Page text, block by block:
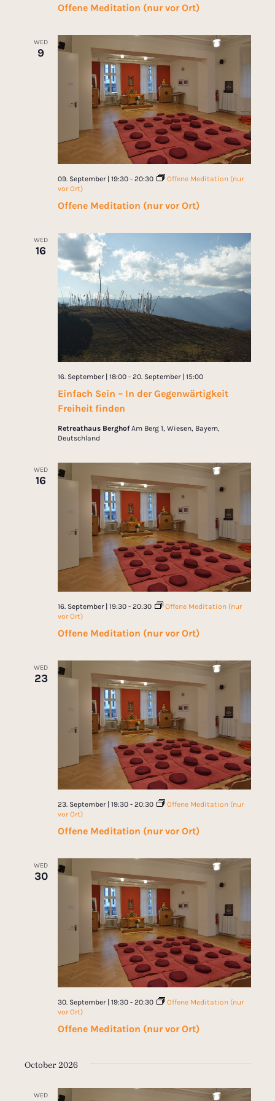
Offene Meditation (nur vor Ort)
WED
9
Offene Meditation (nur vor Ort)
09. September | 19:30- 20:30
Offene Meditation (nur
vor Ort)
WED
16
Einfach Sein – In der Gegenwärtigkeit
Freiheit finden
16. September | 18:00- 20. September | 15:00
Retreathaus BerghofAm Berg 1, Wiesen, Bayern,
Deutschland
WED
16
Offene Meditation (nur vor Ort)
16. September | 19:30- 20:30
Offene Meditation (nur
vor Ort)
WED
23
Offene Meditation (nur vor Ort)
23. September | 19:30- 20:30
Offene Meditation (nur
vor Ort)
WED
30
Offene Meditation (nur vor Ort)
30. September | 19:30- 20:30
Offene Meditation (nur
vor Ort)
October 2026
WED